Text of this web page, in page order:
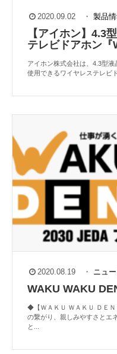
2020.09.02 ・ 製品
【アイホン】4.3
テレビドアホン『
アイホン株式会社は、4.3型
使用できるワイヤレステレビ
2020.08.19 ・ ニュ
WAKU WAKU
◆【ＷＡＫＵ ＷＡＫＵ ＤＥＮ
の繋がり、親しみやすさとエ
と...